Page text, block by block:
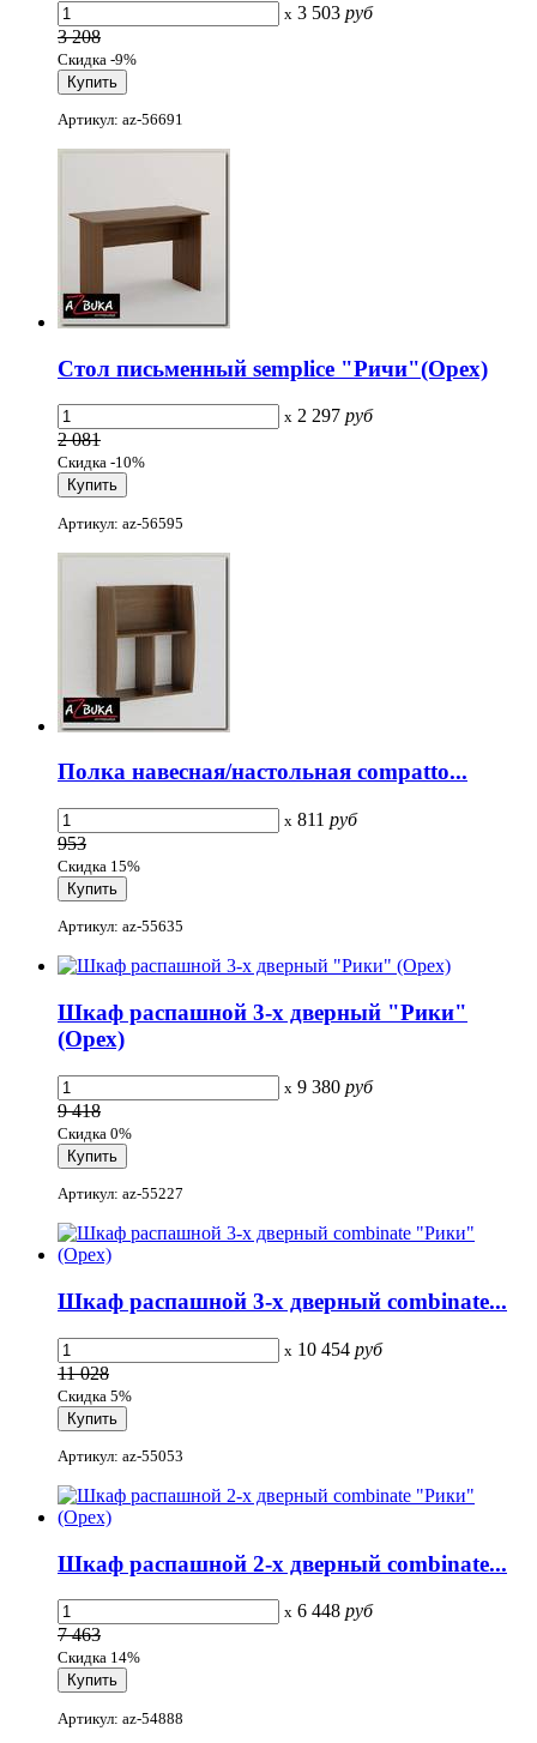
x 3 503 руб
3 208
Скидка -9%
Артикул: az-56691
Стол письменный semplice "Ричи"(Орех)
x 2 297 руб
2 081
Скидка -10%
Артикул: az-56595
Полка навесная/настольная compatto...
x 811 руб
953
Скидка 15%
Артикул: az-55635
Шкаф распашной 3-х дверный "Рики"
(Орех)
x 9 380 руб
9 418
Скидка 0%
Артикул: az-55227
Шкаф распашной 3-х дверный combinate...
x 10 454 руб
11 028
Скидка 5%
Артикул: az-55053
Шкаф распашной 2-х дверный combinate...
x 6 448 руб
7 463
Скидка 14%
Артикул: az-54888